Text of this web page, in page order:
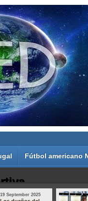
Fútbol americano
19 September 2025